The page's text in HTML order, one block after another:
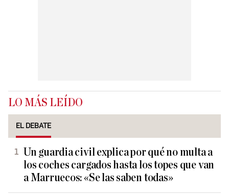
LO MÁS LEÍDO
EL DEBATE
Un guardia civil explica por qué no multa a
los coches cargados hasta los topes que van
a Marruecos: «Se las saben todas»